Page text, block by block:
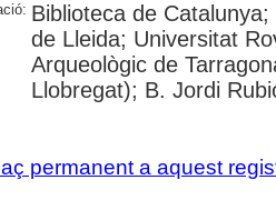
Biblioteca de
de Lleida; Universitat
Arqueològic de
Llobregat); B. Jordi
permanent a aquest